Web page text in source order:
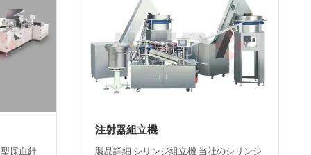
採血針
注射器組立機
製品詳細 シリンジ組立機 当社のシリンジ